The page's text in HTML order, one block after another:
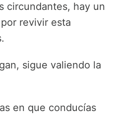
circundantes, hay un
revivir esta
sigue valiendo la
en que conducías